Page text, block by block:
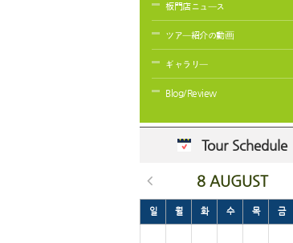
板門店ニュース
ツアー紹介の動画
ギャラリー
Blog/Review
Tour Schedule
8 AUGUST
일 월 화 수 목 금